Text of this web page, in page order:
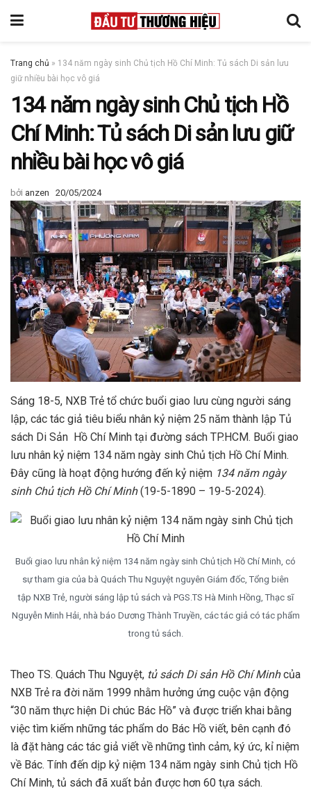
Trang chủ » 134 năm ngày sinh Chủ tịch Hồ Chí Minh: Tủ sách Di sản lưu
giữ nhiều bài học vô giá
134 năm ngày sinh Chủ tịch Hồ
Chí Minh: Tủ sách Di sản lưu giữ
nhiều bài học vô giá
bởi anzen 20/05/2024
Sáng 18-5, NXB Trẻ tổ chức buổi giao lưu cùng người sáng
lập, các tác giả tiêu biểu nhân kỷ niệm 25 năm thành lập Tủ
sách Di Sản Hồ Chí Minh tại đường sách TP.HCM. Buổi giao
lưu nhân kỷ niệm 134 năm ngày sinh Chủ tịch Hồ Chí Minh.
Đây cũng là hoạt động hướng đến kỷ niệm 134 năm ngày
sinh Chủ tịch Hồ Chí Minh(19-5-1890 – 19-5-2024).
Buổi giao lưu nhân kỷ niệm 134 năm ngày sinh Chủ tịch Hồ Chí Minh, có
sự tham gia của bà Quách Thu Nguyệt nguyên Giám đốc, Tổng biên
tập NXB Trẻ, người sáng lập tủ sách và PGS.TS Hà Minh Hồng, Thạc sĩ
Nguyễn Minh Hải, nhà báo Dương Thành Truyền, các tác giả có tác phẩm
trong tủ sách.
Theo TS. Quách Thu Nguyệt, tủ sách Di sản Hồ Chí Minhcủa
NXB Trẻ ra đời năm 1999 nhằm hưởng ứng cuộc vận động
“30 năm thực hiện Di chúc Bác Hồ” và được triển khai bằng
việc tìm kiếm những tác phẩm do Bác Hồ viết, bên cạnh đó
là đặt hàng các tác giả viết về những tình cảm, ký ức, kỉ niệm
về Bác. Tính đến dịp kỷ niệm 134 năm ngày sinh Chủ tịch Hồ
Chí Minh, tủ sách đã xuất bản được hơn 60 tựa sách.